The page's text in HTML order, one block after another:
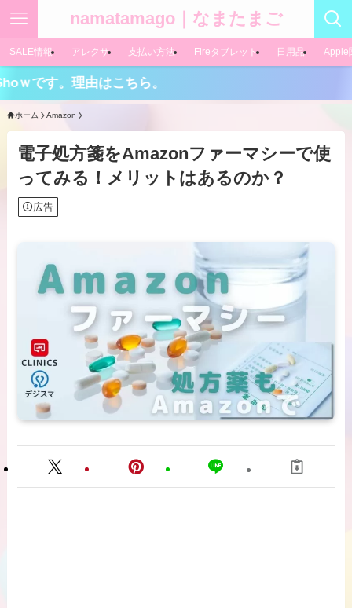
namatamago｜なまたまご
SALE情報 アレクサ 支払い方法 Fireタブレット 日用品 Apple
はこちら。
ホーム Amazon
電子処方箋をAmazonファーマシーで使
ってみる！メリットはあるのか？
広告